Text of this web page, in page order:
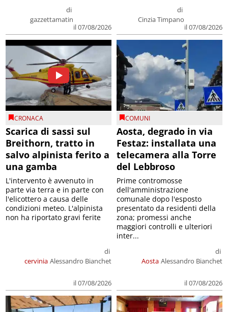
di
gazzettamatin
il 07/08/2026
di
Cinzia Timpano
il 07/08/2026
CRONACA
Scarica di sassi sul
Breithorn, tratto in
salvo alpinista ferito a
una gamba
cervinia
di
Alessandro Bianchet
il 07/08/2026
L'intervento è avvenuto in
parte via terra e in parte con
l'elicottero a causa delle
condizioni meteo. L'alpinista
non ha riportato gravi ferite
COMUNI
Aosta, degrado in via
Festaz: installata una
telecamera alla Torre
del Lebbroso
Aosta
di
Alessandro Bianchet
il 07/08/2026
Prime contromosse
dell'amministrazione
comunale dopo l'esposto
presentato da residenti della
zona; promessi anche
maggiori controlli e ulteriori
inter...